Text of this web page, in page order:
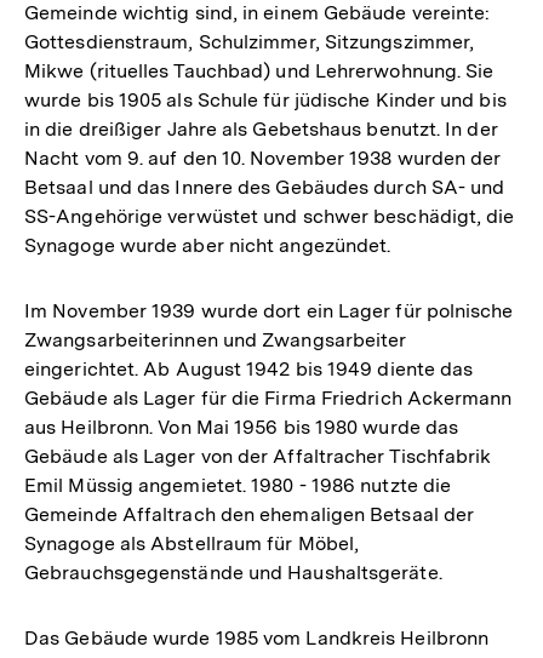
Gemeinde wichtig sind, in einem Gebäude vereinte:
Gottesdienstraum, Schulzimmer, Sitzungszimmer,
Mikwe (rituelles Tauchbad) und Lehrerwohnung. Sie
wurde bis 1905 als Schule für jüdische Kinder und bis
in die dreißiger Jahre als Gebetshaus benutzt. In der
Nacht vom 9. auf den 10. November 1938 wurden der
Betsaal und das Innere des Gebäudes durch SA- und
SS-Angehörige verwüstet und schwer beschädigt, die
Synagoge wurde aber nicht angezündet.
Im November 1939 wurde dort ein Lager für polnische
Zwangsarbeiterinnen und Zwangsarbeiter
eingerichtet. Ab August 1942 bis 1949 diente das
Gebäude als Lager für die Firma Friedrich Ackermann
aus Heilbronn. Von Mai 1956 bis 1980 wurde das
Gebäude als Lager von der Affaltracher Tischfabrik
Emil Müssig angemietet. 1980 - 1986 nutzte die
Gemeinde Affaltrach den ehemaligen Betsaal der
Synagoge als Abstellraum für Möbel,
Gebrauchsgegenstände und Haushaltsgeräte.
Das Gebäude wurde 1985 vom Landkreis Heilbronn